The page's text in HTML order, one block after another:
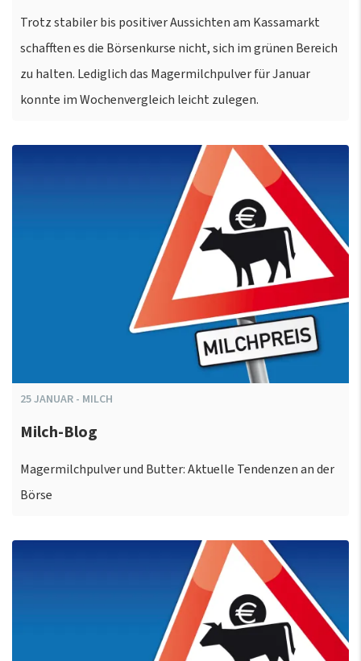
Trotz stabiler bis positiver Aussichten am Kassamarkt
schafften es die Börsenkurse nicht, sich im grünen Bereich
zu halten. Lediglich das Magermilchpulver für Januar
konnte im Wochenvergleich leicht zulegen.
25JANUAR - MILCH
Milch-Blog
Magermilchpulver und Butter: Aktuelle Tendenzen an der
Börse